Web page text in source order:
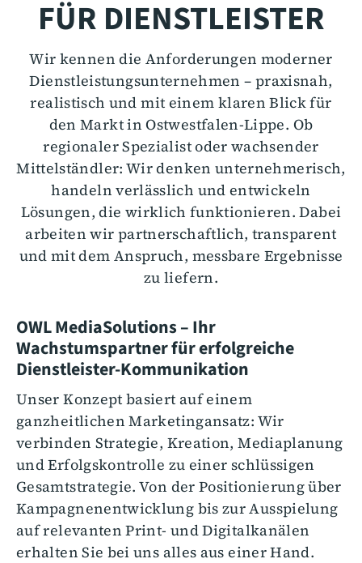
FÜR DIENSTLEISTER
Wir kennen die Anforderungen moderner
Dienstleistungsunternehmen – praxisnah,
realistisch und mit einem klaren Blick für
den Markt in Ostwestfalen-Lippe. Ob
regionaler Spezialist oder wachsender
Mittelständler: Wir denken unternehmerisch,
handeln verlässlich und entwickeln
Lösungen, die wirklich funktionieren. Dabei
arbeiten wir partnerschaftlich, transparent
und mit dem Anspruch, messbare Ergebnisse
zu liefern.
OWL MediaSolutions – Ihr
Wachstumspartner für erfolgreiche
Dienstleister-Kommunikation
Unser Konzept basiert auf einem
ganzheitlichen Marketingansatz: Wir
verbinden Strategie, Kreation, Mediaplanung
und Erfolgskontrolle zu einer schlüssigen
Gesamtstrategie. Von der Positionierung über
Kampagnenentwicklung bis zur Ausspielung
auf relevanten Print- und Digitalkanälen
erhalten Sie bei uns alles aus einer Hand.